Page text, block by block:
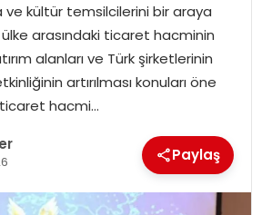
kültür temsilcilerini bir araya
arasındaki ticaret hacminin
alanları ve Türk şirketlerinin
artırılması konuları öne
ticaret hacmi…
Paylaş